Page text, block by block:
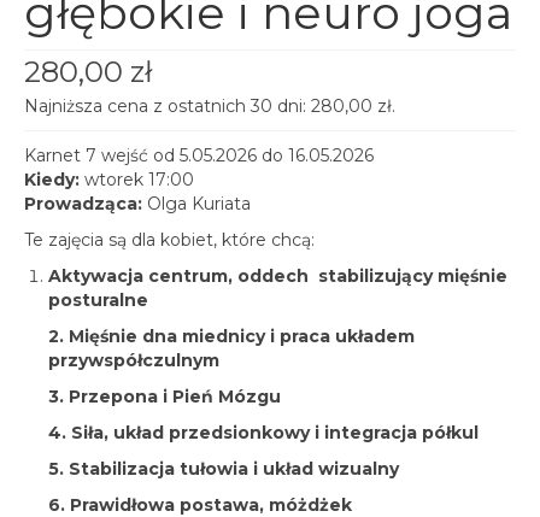
głębokie i neuro joga
280,00 zł
Najniższa cena z ostatnich 30 dni: 280,00 zł.
Karnet 7 wejść od 5.05.2026 do 16.05.2026
Kiedy: wtorek 17:00
Prowadząca: Olga Kuriata
Te zajęcia są dla kobiet, które chcą:
Aktywacja centrum, oddech stabilizujący mięśnie
posturalne
2. Mięśnie dna miednicy i praca układem
przywspółczulnym
3. Przepona i Pień Mózgu
4. Siła, układ przedsionkowy i integracja półkul
5. Stabilizacja tułowia i układ wizualny
6. Prawidłowa postawa, móżdżek